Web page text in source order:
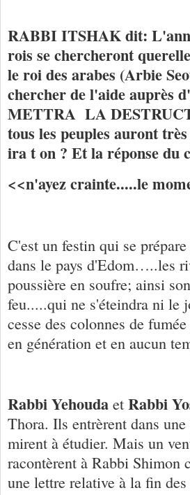
RABBI ITSHAK dit:
rois se chercheront
le roi des arabes (Arbie
chercher de l'aide auprès
METTRA LA
tous les peuples auront
ira t on ? Et la réponse du
<<n'ayez crainte.....le
C'est un festin qui se
dans le pays d'Edom…..les
poussière en soufre; ainsi
feu.....qui ne s'éteindra ni le
cesse des colonnes de
en génération et en aucun
Rabbi Yehouda et Rabbi
Thora. Ils entrèrent dans
mirent à étudier. Mais un
racontèrent à Rabbi
une lettre relative à la fin